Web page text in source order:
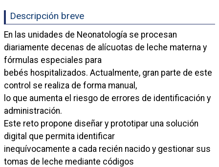
Descripción breve
En las unidades de Neonatología se procesan
diariamente decenas de alícuotas de leche materna y
fórmulas especiales para
bebés hospitalizados. Actualmente, gran parte de este
control se realiza de forma manual,
lo que aumenta el riesgo de errores de identificación y
administración.
Este reto propone diseñar y prototipar una solución
digital que permita identificar
inequívocamente a cada recién nacido y gestionar sus
tomas de leche mediante códigos